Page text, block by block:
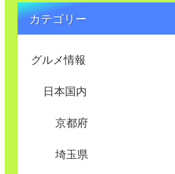
カテゴリー
グルメ情報
日本国内
京都府
埼玉県